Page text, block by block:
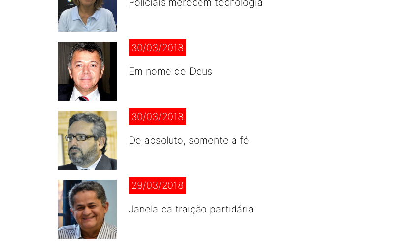
Policiais merecem tecnologia
30/03/2018
Em nome de Deus
30/03/2018
De absoluto, somente a fé
29/03/2018
Janela da traição partidária